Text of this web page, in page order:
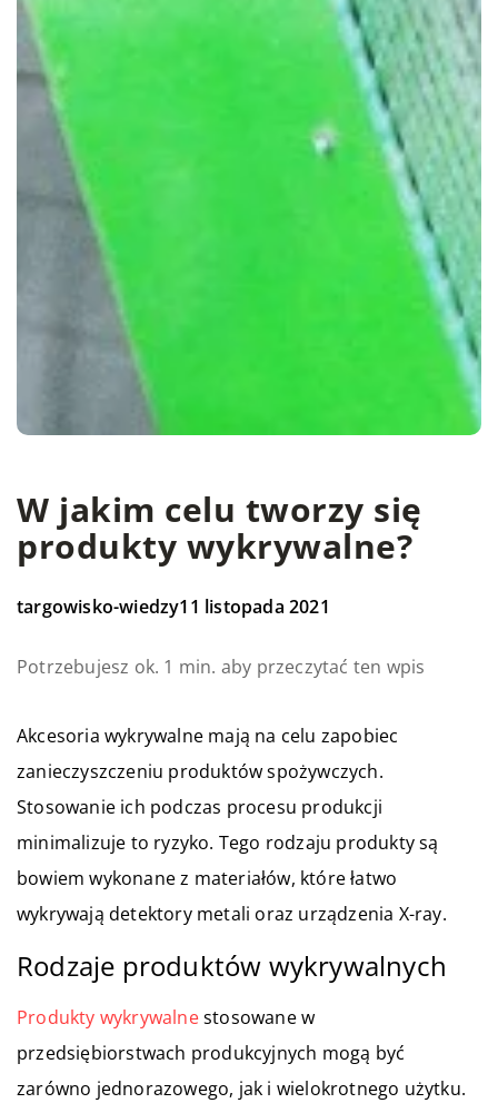
W jakim celu tworzy się
produkty wykrywalne?
targowisko-wiedzy11 listopada 2021
Potrzebujesz ok. 1 min. aby przeczytać ten wpis
Akcesoria wykrywalne mają na celu zapobiec
zanieczyszczeniu produktów spożywczych.
Stosowanie ich podczas procesu produkcji
minimalizuje to ryzyko. Tego rodzaju produkty są
bowiem wykonane z materiałów, które łatwo
wykrywają detektory metali oraz urządzenia X-ray.
Rodzaje produktów wykrywalnych
Produkty wykrywalnestosowane w
przedsiębiorstwach produkcyjnych mogą być
zarówno jednorazowego, jak i wielokrotnego użytku.